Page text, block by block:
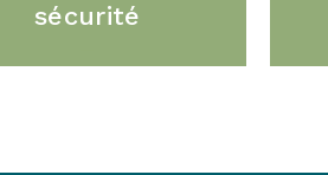
sécurité